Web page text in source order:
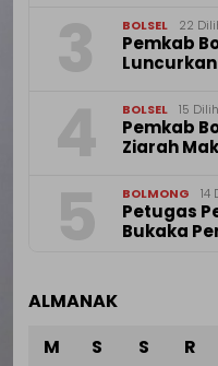
BOLSEL 22
Pemkab
Luncurkan
BOLSEL 15
Pemkab
Ziarah
BOLMONG 14
Petugas
Bukaka
ALMANAK
M S S R